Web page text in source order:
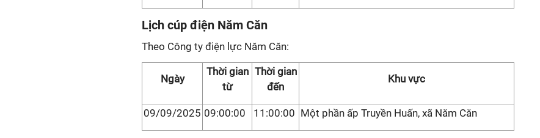
Lịch cúp điện Năm Căn
Theo Công ty điện lực Năm Căn:
Ngày
Thời gian
từ
Thời gian
đến
Khu vực
09/09/2025 09:00:00 11:00:00 Một phần ấp Truyền Huấn, xã Năm Căn